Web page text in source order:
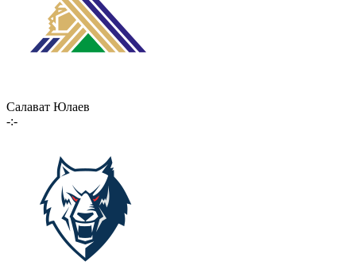
Салават Юлаев
-:-